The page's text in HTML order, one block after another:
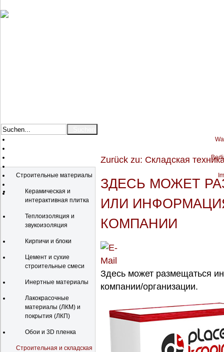
Строительные материалы
Керамическая и
интерактивная плитка
Теплоизоляция и
звукоизоляция
Кирпичи и блоки
Цемент и сухие
строительные смеси
Инертные материалы
Лакокрасочные
материалы (ЛКМ) и
покрытия (ЛКП)
Обои и 3D пленка
Строительная и складская
Zurück zu: Складская
ЗДЕСЬ МОЖЕТ
ИЛИ
КОМПАНИИ
Здесь может размещаться
компании/организации.